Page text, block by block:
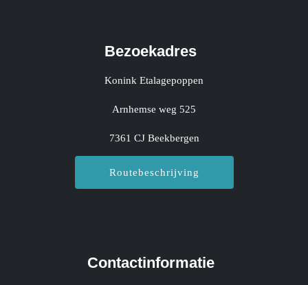
Bezoekadres
Konink Etalagepoppen
Arnhemse weg 525
7361 CJ Beekbergen
Routebeschrijving
Contactinformatie